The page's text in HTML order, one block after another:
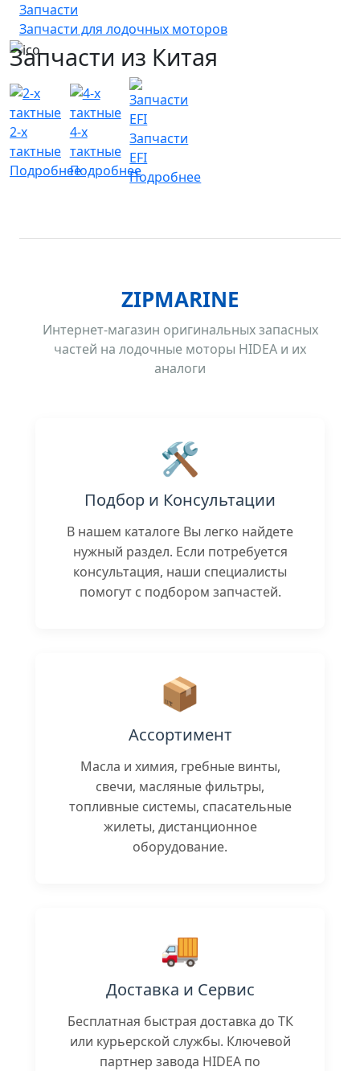
Запчасти
Запчасти для лодочных моторов
Запчасти из Китая
2-х
тактные
Подробнее
4-х
тактные
Подробнее
Запчасти
EFI
Подробнее
ZIPMARINE
Интернет-магазин оригинальных запасных
частей на лодочные моторы HIDEA и их
аналоги
🛠️
Подбор и Консультации
В нашем каталоге Вы легко найдете
нужный раздел. Если потребуется
консультация, наши специалисты
помогут с подбором запчастей.
📦
Ассортимент
Масла и химия, гребные винты,
свечи, масляные фильтры,
топливные системы, спасательные
жилеты, дистанционное
оборудование.
🚚
Доставка и Сервис
Бесплатная быстрая доставка до ТК
или курьерской службы. Ключевой
партнер завода HIDEA по